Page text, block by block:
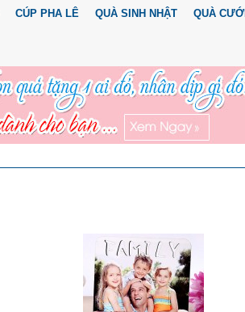
CÚP PHA LÊ QUÀ SINH NHẬT QUÀ CƯỚI